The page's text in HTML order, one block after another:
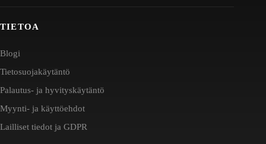
TIETOA
Blogi
Tietosuojakäytäntö
Palautus- ja hyvityskäytäntö
Myynti- ja käyttöehdot
Lailliset tiedot ja GDPR